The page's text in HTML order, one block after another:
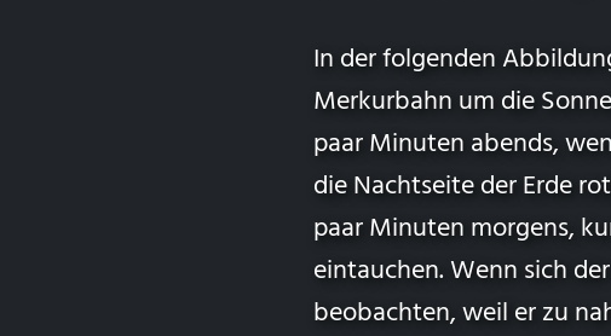
In der folgenden
Merkurbahn um die
paar Minuten abends,
die Nachtseite der Erde
paar Minuten morgens,
eintauchen. Wenn sich
beobachten, weil er zu